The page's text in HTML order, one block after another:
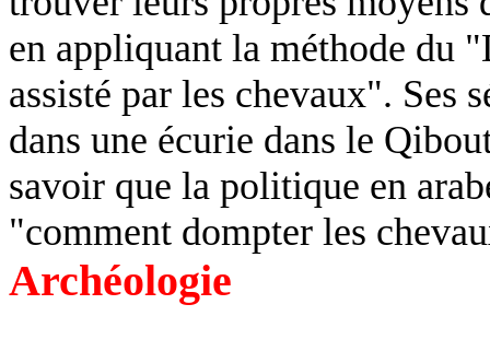
en appliquant la méthode du
assisté par les chevaux". Ses
dans une écurie dans le
savoir que la politique en
"comment dompter les
Archéologie